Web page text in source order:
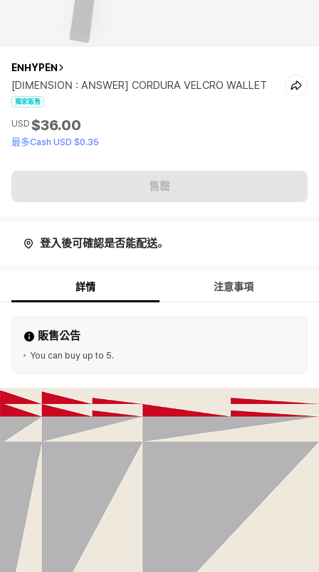
ENHYPEN
[DIMENSION : ANSWER] CORDURA VELCRO WALLET
獨家販售
USD $36.00
最多Cash USD $0.35
售罄
登入後可確認是否能配送。
詳情 注意事項
販售公告
You can buy up to 5.